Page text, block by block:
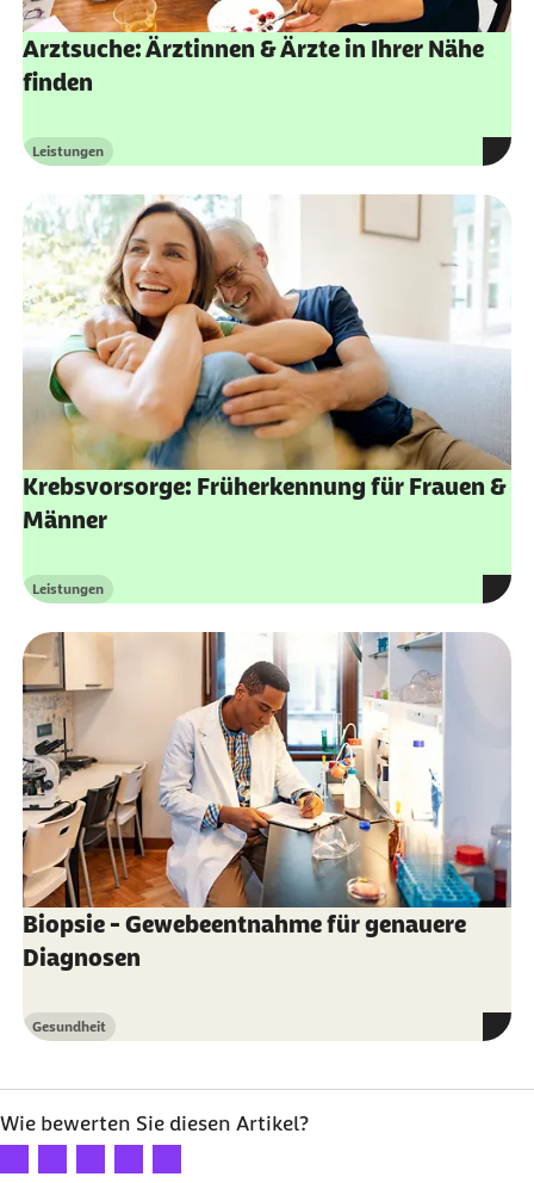
Arztsuche: Ärztinnen & Ärzte in Ihrer Nähe
finden
Kategorie
Leistungen
Krebsvorsorge: Früherkennung für Frauen &
Männer
Kategorie
Leistungen
Biopsie - Gewebeentnahme für genauere
Diagnosen
Kategorie
Gesundheit
Wie bewerten Sie diesen Artikel?
Ihre Bewertung: 1 Stern
Ihre Bewertung: 2 Sterne
Ihre Bewertung: 3 Sterne
Ihre Bewertung: 4 Sterne
Ihre Bewertung: 5 Sterne